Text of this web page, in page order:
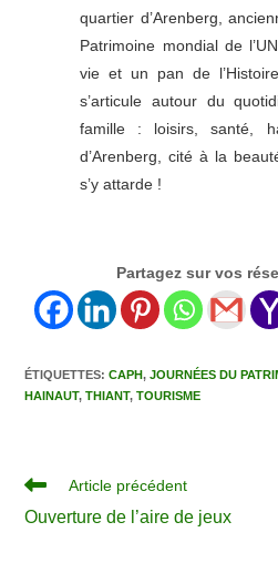
quartier d’Arenberg,
Patrimoine mondial de
vie et un pan de
s’articule autour du
famille : loisirs, santé,
d’Arenberg, cité à la
s’y attarde !
Partagez sur vos
ÉTIQUETTES:CAPH, JOURNÉES DU
HAINAUT, THIANT, TOURISME
Article précédent
Ouverture de l’aire de jeux